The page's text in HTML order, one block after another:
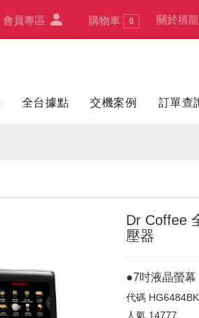
會員專區 購物車 0 關於禧龍
全台據點 交機案例 訂單查
Dr Coffee
壓器
●7吋液晶螢
代碼 HG6484BK
人氣 14777